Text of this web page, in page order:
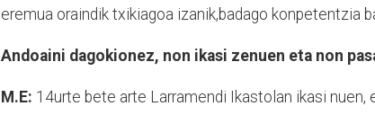
eremua oraindik txikiagoa izanik,badago konpetentzia
Andoaini dagokionez, non ikasi zenuen eta non
M.E: 14urte bete arte Larramendi Ikastolan ikasi